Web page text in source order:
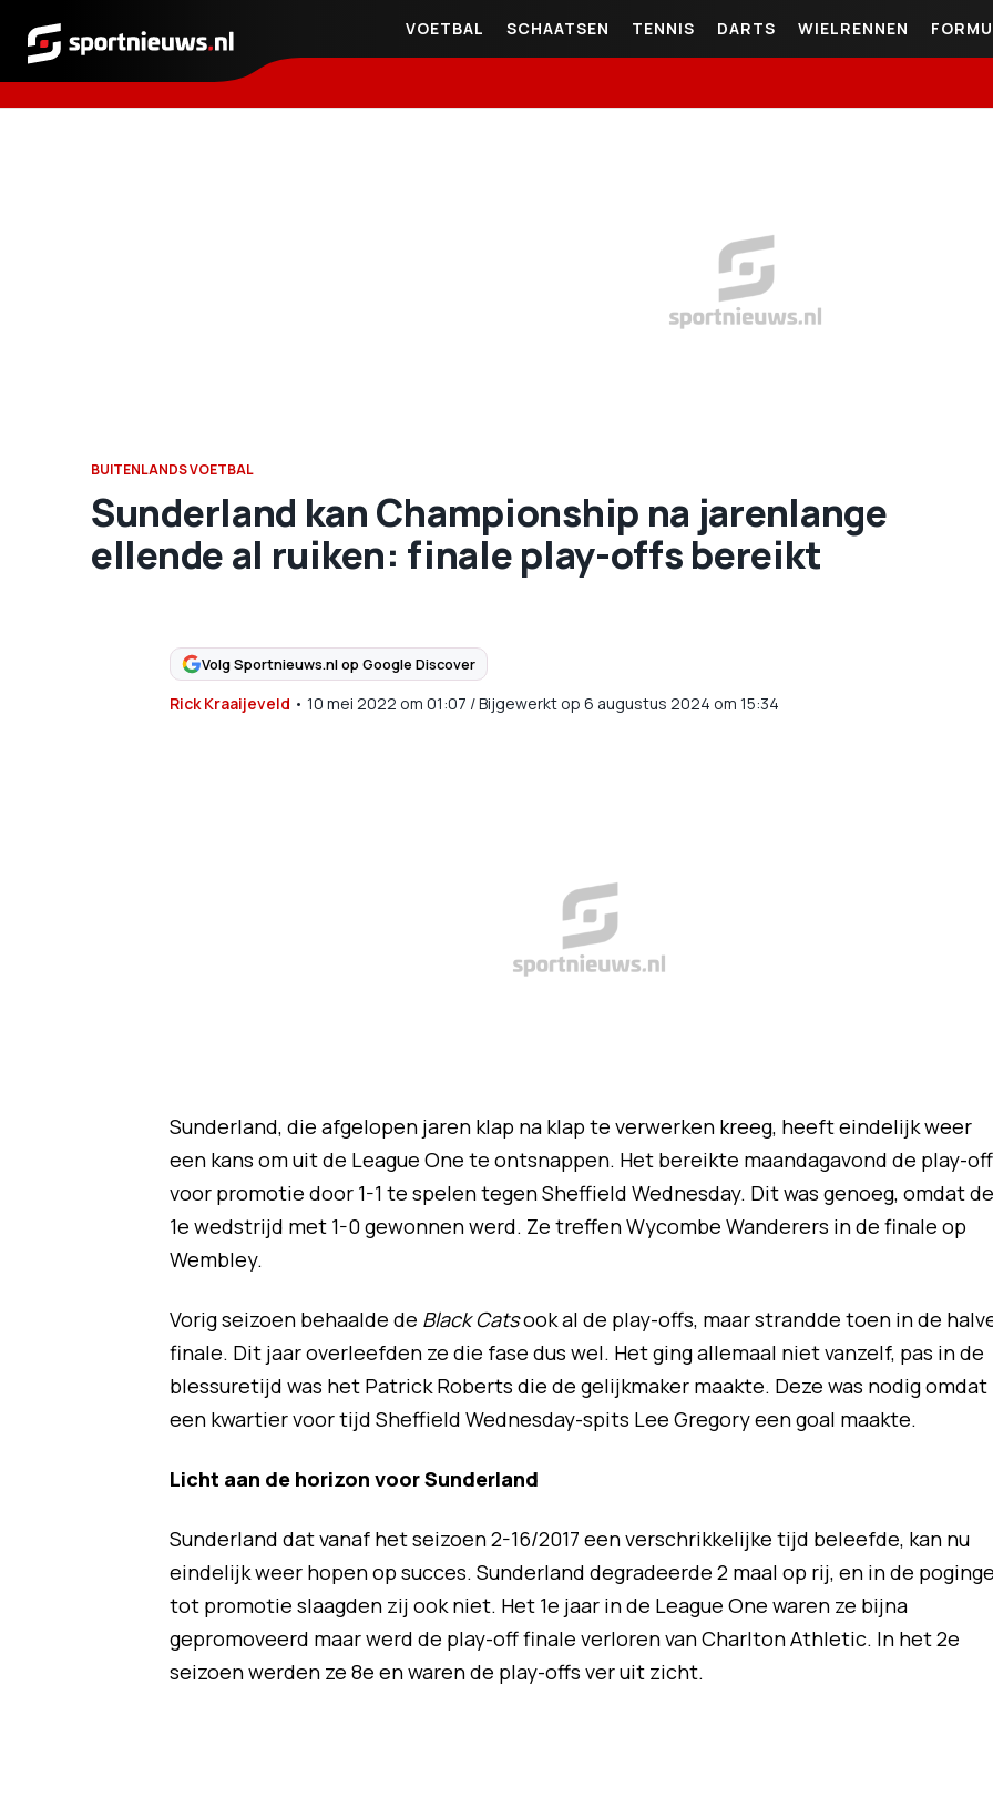
Sportnieuws.nl
VOETBAL SCHAATSEN TENNIS DARTS WIELRENNEN
BUITENLANDS VOETBAL
Sunderland kan Championship na jarenlange
ellende al ruiken: finale play-offs bereikt
Volg Sportnieuws.nl op Google Discover
Rick Kraaijeveld • 10 mei 2022 om 01:07 /Bijgewerkt op 6 augustus 2024 om 15:34
Sunderland, die afgelopen jaren klap na klap te verwerken kreeg, heeft eindelijk weer
een kans om uit de League One te ontsnappen. Het bereikte maandagavond de play-
voor promotie door 1-1 te spelen tegen Sheffield Wednesday. Dit was genoeg, omdat de
1e wedstrijd met 1-0 gewonnen werd. Ze treffen Wycombe Wanderers in de finale op
Wembley.
Vorig seizoen behaalde de Black Catsook al de play-offs, maar strandde toen in de
finale. Dit jaar overleefden ze die fase dus wel. Het ging allemaal niet vanzelf, pas in de
blessuretijd was het Patrick Roberts die de gelijkmaker maakte. Deze was nodig omdat
een kwartier voor tijd Sheffield Wednesday-spits Lee Gregory een goal maakte.
Licht aan de horizon voor Sunderland
Sunderland dat vanaf het seizoen 2-16/2017 een verschrikkelijke tijd beleefde, kan nu
eindelijk weer hopen op succes. Sunderland degradeerde 2 maal op rij, en in de
tot promotie slaagden zij ook niet. Het 1e jaar in de League One waren ze bijna
gepromoveerd maar werd de play-off finale verloren van Charlton Athletic. In het 2e
seizoen werden ze 8e en waren de play-offs ver uit zicht.